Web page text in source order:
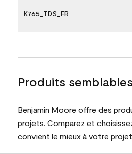
K765_TDS_FR
Produits semblables
Benjamin Moore offre des
projets. Comparez et
convient le mieux à votre